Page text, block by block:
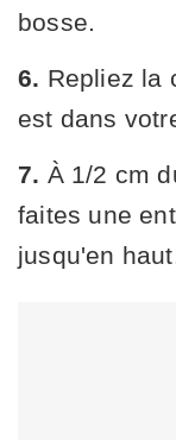
bosse.
6. Repliez la
est dans
7. À 1/2 cm
faites une
jusqu'en haut.